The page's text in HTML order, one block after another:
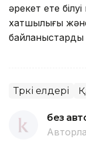
әрекет ете
хатшылығы
байланыстарды
Түркі елдері
без